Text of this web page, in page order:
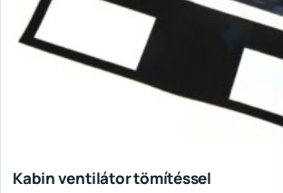
Kabin ventilátor tömítéssel